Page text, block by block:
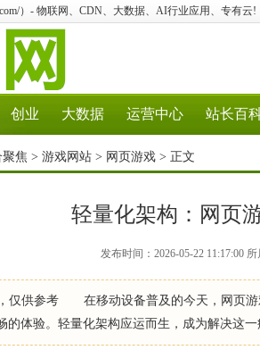
）- 物联网、CDN、大数据、AI行业应用、专有云!
创业 大数据 运营中心 站长百
焦 > 游戏网站 > 网页游戏 > 正文
轻量化架构：网页
发布时间：2026-05-22 11:17:00
仅供参考 在移动设备普及的今天，网页游
的体验。轻量化架构应运而生，成为解决